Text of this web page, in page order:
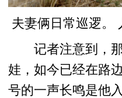
夫妻俩日常巡逻。
记者注意到，那
娃，如今已经在路
号的一声长鸣是他